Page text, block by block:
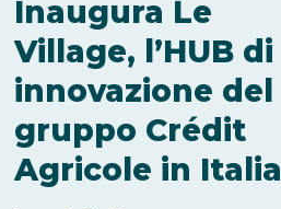
Inaugura Le
Village, l’HUB di
innovazione del
gruppo Crédit
Agricole in Italia